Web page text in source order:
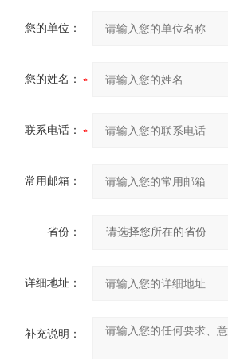
您的单位：
您的姓名：
联系电话：
常用邮箱：
省份：
详细地址：
补充说明：